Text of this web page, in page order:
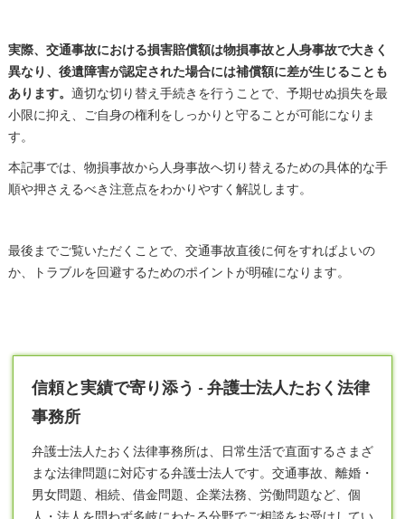
実際、交通事故における損害賠償額は物損事故と人身事故で大きく
異なり、後遺障害が認定された場合には補償額に差が生じることも
あります。 適切な切り替え手続きを行うことで、予期せぬ損失を最
小限に抑え、ご自身の権利をしっかりと守ることが可能になりま
す。
本記事では、物損事故から人身事故へ切り替えるための具体的な手
順や押さえるべき注意点をわかりやすく解説します。
最後までご覧いただくことで、交通事故直後に何をすればよいの
か、トラブルを回避するためのポイントが明確になります。
信頼と実績で寄り添う - 弁護士法人たおく法律
事務所
弁護士法人たおく法律事務所は、日常生活で直面するさまざ
まな法律問題に対応する弁護士法人です。交通事故、離婚・
男女問題、相続、借金問題、企業法務、労働問題など、個